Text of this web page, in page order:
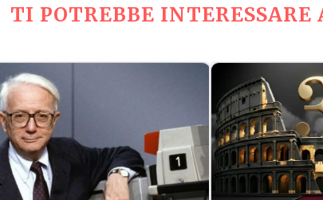
TI POTREBBE INTERESSARE